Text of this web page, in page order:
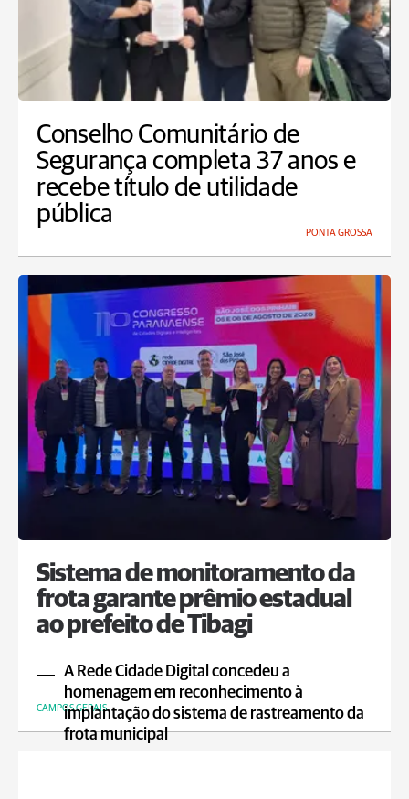
Conselho Comunitário de
Segurança completa 37 anos e
recebe título de utilidade
pública
PONTA GROSSA
Sistema de monitoramento da
frota garante prêmio estadual
ao prefeito de Tibagi
A Rede Cidade Digital concedeu a
homenagem em reconhecimento à
implantação do sistema de rastreamento da
frota municipal
CAMPOS GERAIS